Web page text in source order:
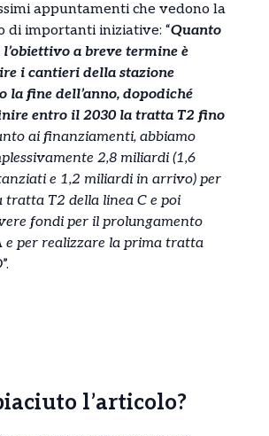
appuntamenti che vedono la
di importanti iniziative: “Quanto
a breve termine è
i cantieri della stazione
la fine dell’anno, dopodiché
entro il 2030 la tratta T2 fino
ai finanziamenti, abbiamo
2,8 miliardi (1,6
e 1,2 miliardi in arrivo) per
tratta T2 della linea C e poi
fondi per il prolungamento
e per realizzare la prima tratta
”.
l’articolo?